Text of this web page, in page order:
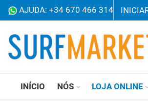
AJUDA: +34 670 466 314
INÍCIO NÓS LOJA ONLINE